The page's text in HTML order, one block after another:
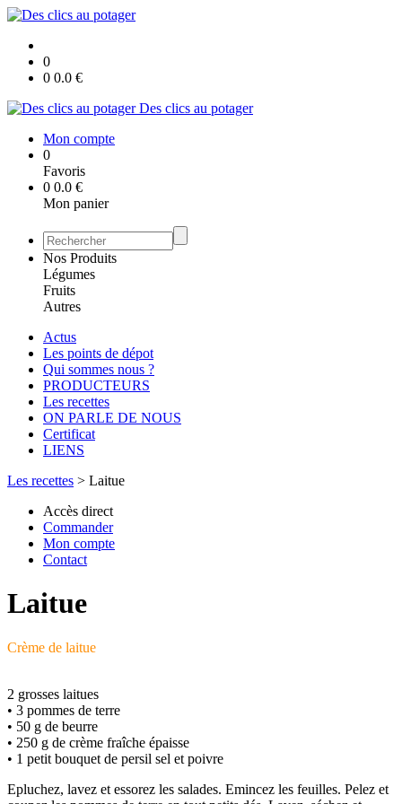
0
0 0.0 €
Des clics au potager
Mon compte
0
Favoris
0 0.0 €
Mon panier
Nos Produits
Légumes
Fruits
Autres
Actus
Les points de dépot
Qui sommes nous ?
PRODUCTEURS
Les recettes
ON PARLE DE NOUS
Certificat
LIENS
Les recettes > Laitue
Accès direct
Commander
Mon compte
Contact
Laitue
Crème de laitue
2 grosses laitues
• 3 pommes de terre
• 50 g de beurre
• 250 g de crème fraîche épaisse
• 1 petit bouquet de persil sel et poivre
Epluchez, lavez et essorez les salades. Emincez les feuilles. Pelez et